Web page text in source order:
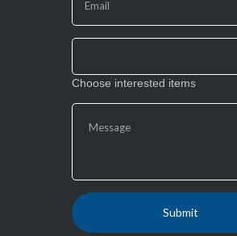
Choose interested items